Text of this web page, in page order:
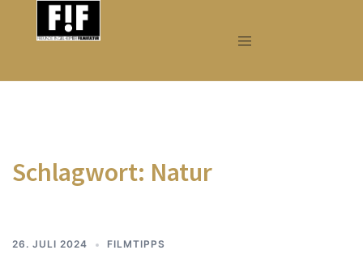
Schlagwort: Natur
26. JULI 2024 FILMTIPPS